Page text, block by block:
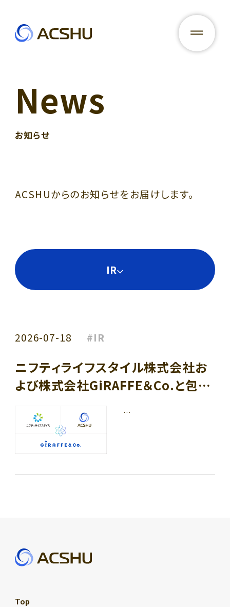
Contact
In house services
News
お知らせ
ACSHUからのお知らせをお届けします。
IR
2026-07-18 #IR
ニフティライフスタイル株式会社お
よび株式会社GiRAFFE＆Co.と包括
的パートナーシップに合意
…
Top